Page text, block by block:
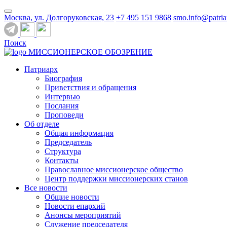
Москва, ул. Долгоруковская, 23 +7 495 151 9868
Поиск
МИССИОНЕРСКОЕ ОБОЗРЕНИЕ
Патриарх
Биография
Приветствия и обращения
Интервью
Послания
Проповеди
Об отделе
Общая информация
Председатель
Структура
Контакты
Православное миссионерское общество
Центр поддержки миссионерских станов
Все новости
Общие новости
Новости епархий
Анонсы мероприятий
Служение председателя